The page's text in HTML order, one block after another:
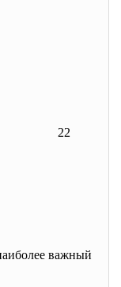
22
важный